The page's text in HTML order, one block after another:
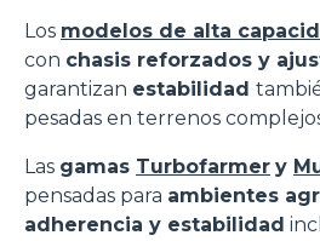
Los modelos de alta
con chasis reforzados y
garantizan estabilidad
pesadas en terrenos
Las gamas Turbofarmer y
pensadas para ambientes
adherencia y estabilidad